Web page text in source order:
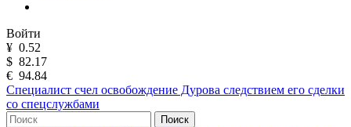
Войти
¥ 0.52
$ 82.17
€ 94.84
Специалист счел освобождение Дурова следствием его сделки
со спецслужбами
Поиск